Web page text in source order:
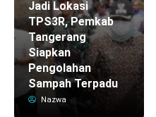
Jadi Lokasi
TPS3R, Pemkab
Tangerang
Siapkan
Pengolahan
Sampah Terpadu
Nazwa